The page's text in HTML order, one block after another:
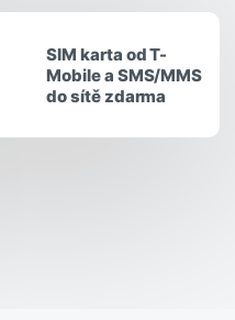
SIM karta od T-
Mobile a SMS/MMS
do sítě zdarma